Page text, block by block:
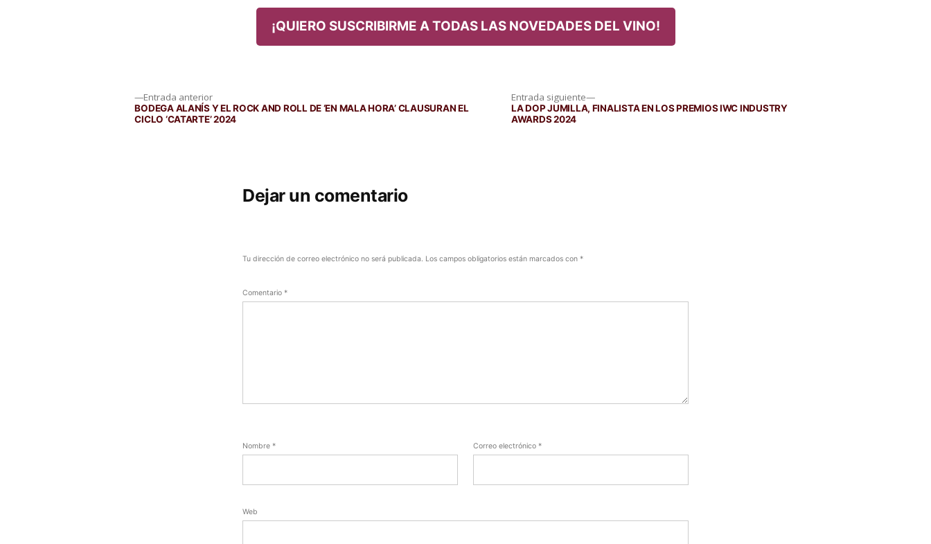
¡QUIERO SUSCRIBIRME A TODAS LAS NOVEDADES DEL VINO!
Entrada anteriorEntrada
anterior:
BODEGA ALANÍS Y EL ROCK AND ROLL DE ‘EN MALA HORA’ CLAUSURAN EL
CICLO ‘CATARTE’ 2024
Entrada siguiente
Entrada
siguiente:
LA DOP JUMILLA, FINALISTA EN LOS PREMIOS IWC INDUSTRY
AWARDS 2024
Dejar un comentario
Tu dirección de correo electrónico no será publicada. Los campos obligatorios están marcados con *
Comentario *
Nombre * Correo electrónico *
Web